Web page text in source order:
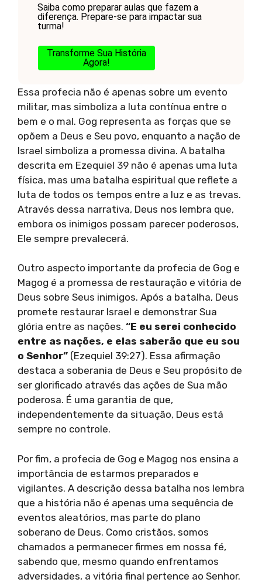
Saiba como preparar aulas que fazem a
diferença. Prepare-se para impactar sua
turma!
Transforme Sua História
Agora!
Essa profecia não é apenas sobre um evento
militar, mas simboliza a luta contínua entre o
bem e o mal. Gog representa as forças que se
opõem a Deus e Seu povo, enquanto a nação de
Israel simboliza a promessa divina. A batalha
descrita em Ezequiel 39 não é apenas uma luta
física, mas uma batalha espiritual que reflete a
luta de todos os tempos entre a luz e as trevas.
Através dessa narrativa, Deus nos lembra que,
embora os inimigos possam parecer poderosos,
Ele sempre prevalecerá.
Outro aspecto importante da profecia de Gog e
Magog é a promessa de restauração e vitória de
Deus sobre Seus inimigos. Após a batalha, Deus
promete restaurar Israel e demonstrar Sua
glória entre as nações. “E eu serei conhecido
entre as nações, e elas saberão que eu sou
o Senhor” (Ezequiel 39:27). Essa afirmação
destaca a soberania de Deus e Seu propósito de
ser glorificado através das ações de Sua mão
poderosa. É uma garantia de que,
independentemente da situação, Deus está
sempre no controle.
Por fim, a profecia de Gog e Magog nos ensina a
importância de estarmos preparados e
vigilantes. A descrição dessa batalha nos lembra
que a história não é apenas uma sequência de
eventos aleatórios, mas parte do plano
soberano de Deus. Como cristãos, somos
chamados a permanecer firmes em nossa fé,
sabendo que, mesmo quando enfrentamos
adversidades, a vitória final pertence ao Senhor.